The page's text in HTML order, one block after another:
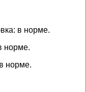
в норме.
норме.
норме.